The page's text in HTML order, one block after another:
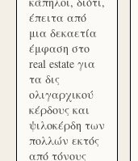
έπειτα από
μια δεκαετία
έμφαση στο
real estate για
τα δις
ολιγαρχικού
κέρδους και
ψιλοκέρδη των
πολλών εκτός
από τόνους